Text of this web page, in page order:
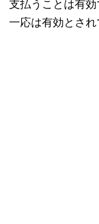
支払うことは有効
一応は有効とされ